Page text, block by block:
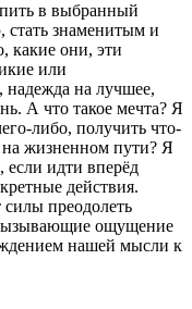
в выбранный
стать знаменитым и
какие они, эти
или
надежда на лучшее,
А что такое мечта? Я
либо, получить что-
жизненном пути? Я
если идти вперёд
действия.
преодолеть
ощущение
нашей мысли к